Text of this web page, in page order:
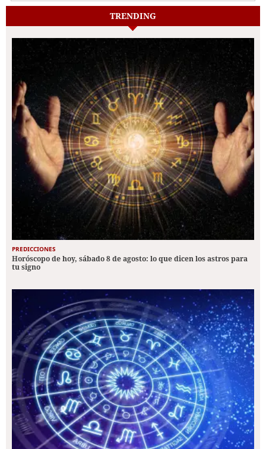
TRENDING
PREDICCIONES
Horóscopo de hoy, sábado 8 de agosto: lo que dicen los astros para
tu signo